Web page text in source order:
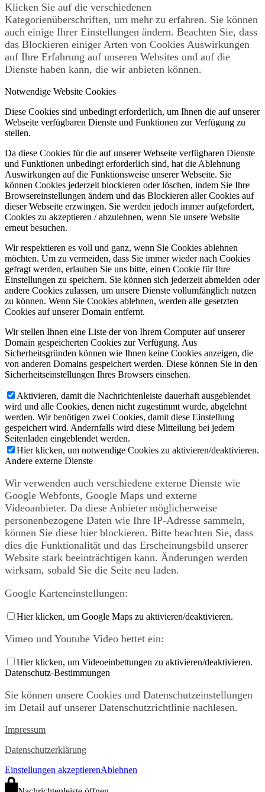
Klicken Sie auf die verschiedenen
Kategorienüberschriften, um mehr zu erfahren. Sie können
auch einige Ihrer Einstellungen ändern. Beachten Sie, dass
das Blockieren einiger Arten von Cookies Auswirkungen
auf Ihre Erfahrung auf unseren Websites und auf die
Dienste haben kann, die wir anbieten können.
Notwendige Website Cookies
Diese Cookies sind unbedingt erforderlich, um Ihnen die auf unserer
Webseite verfügbaren Dienste und Funktionen zur Verfügung zu
stellen.
Da diese Cookies für die auf unserer Webseite verfügbaren Dienste
und Funktionen unbedingt erforderlich sind, hat die Ablehnung
Auswirkungen auf die Funktionsweise unserer Webseite. Sie
können Cookies jederzeit blockieren oder löschen, indem Sie Ihre
Browsereinstellungen ändern und das Blockieren aller Cookies auf
dieser Webseite erzwingen. Sie werden jedoch immer aufgefordert,
Cookies zu akzeptieren / abzulehnen, wenn Sie unsere Website
erneut besuchen.
Wir respektieren es voll und ganz, wenn Sie Cookies ablehnen
möchten. Um zu vermeiden, dass Sie immer wieder nach Cookies
gefragt werden, erlauben Sie uns bitte, einen Cookie für Ihre
Einstellungen zu speichern. Sie können sich jederzeit abmelden oder
andere Cookies zulassen, um unsere Dienste vollumfänglich nutzen
zu können. Wenn Sie Cookies ablehnen, werden alle gesetzten
Cookies auf unserer Domain entfernt.
Wir stellen Ihnen eine Liste der von Ihrem Computer auf unserer
Domain gespeicherten Cookies zur Verfügung. Aus
Sicherheitsgründen können wie Ihnen keine Cookies anzeigen, die
von anderen Domains gespeichert werden. Diese können Sie in den
Sicherheitseinstellungen Ihres Browsers einsehen.
Aktivieren, damit die Nachrichtenleiste dauerhaft ausgeblendet
wird und alle Cookies, denen nicht zugestimmt wurde, abgelehnt
werden. Wir benötigen zwei Cookies, damit diese Einstellung
gespeichert wird. Andernfalls wird diese Mitteilung bei jedem
Seitenladen eingeblendet werden.
Hier klicken, um notwendige Cookies zu aktivieren/deaktivieren.
Andere externe Dienste
Wir verwenden auch verschiedene externe Dienste wie
Google Webfonts, Google Maps und externe
Videoanbieter. Da diese Anbieter möglicherweise
personenbezogene Daten wie Ihre IP-Adresse sammeln,
können Sie diese hier blockieren. Bitte beachten Sie, dass
dies die Funktionalität und das Erscheinungsbild unserer
Website stark beeinträchtigen kann. Änderungen werden
wirksam, sobald Sie die Seite neu laden.
Google Karteneinstellungen:
Hier klicken, um Google Maps zu aktivieren/deaktivieren.
Vimeo und Youtube Video bettet ein:
Hier klicken, um Videoeinbettungen zu aktivieren/deaktivieren.
Datenschutz-Bestimmungen
Sie können unsere Cookies und Datenschutzeinstellungen
im Detail auf unserer Datenschutzrichtlinie nachlesen.
Impressum
Datenschutzerklärung
Einstellungen akzeptierenAblehnen